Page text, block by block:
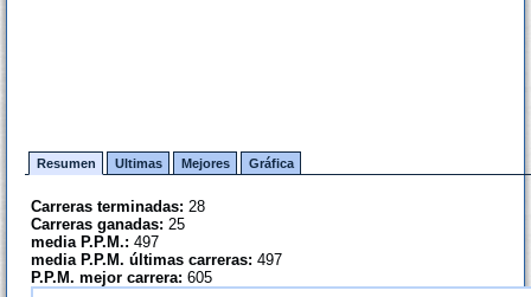
Resumen Ultimas Mejores Gráfica
Carreras terminadas: 28
Carreras ganadas: 25
media P.P.M.: 497
media P.P.M. últimas carreras: 497
P.P.M. mejor carrera: 605